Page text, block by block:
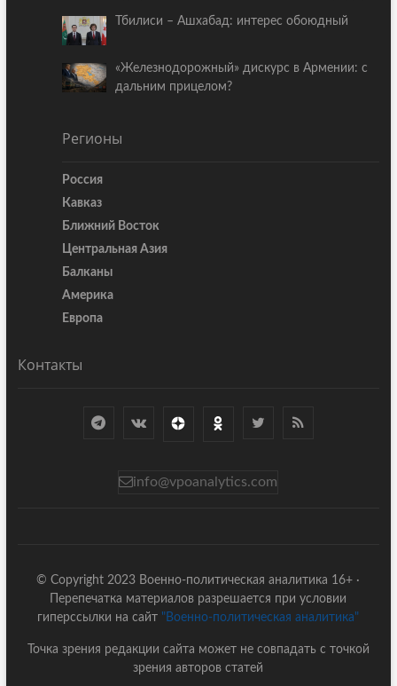
Тбилиси – Ашхабад: интерес обоюдный
«Железнодорожный» дискурс в Армении: с
дальним прицелом?
Регионы
Россия
Кавказ
Ближний Восток
Центральная Азия
Балканы
Америка
Европа
Контакты
info@vpoanalytics.com
© Copyright 2023 Военно-политическая аналитика 16+ ·
Перепечатка материалов разрешается при условии
гиперссылки на сайт "Военно-политическая аналитика"
Точка зрения редакции сайта может не совпадать с точкой
зрения авторов статей